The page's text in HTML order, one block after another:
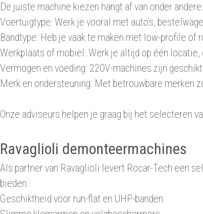
De juiste machine kiezen hangt af van onder andere:
Voertuigtype: Werk je vooral met auto’s,
Bandtype: Heb je vaak te maken met low-profile of
Werkplaats of mobiel: Werk je altijd op één
Vermogen en voeding: 220V-machines zijn
Merk en ondersteuning: Met betrouwbare merken
Onze adviseurs helpen je graag bij het selecteren
Ravaglioli demonteermachines
Als partner van Ravaglioli levert Rocar-Tech een
bieden:
Geschiktheid voor run-flat en UHP-banden